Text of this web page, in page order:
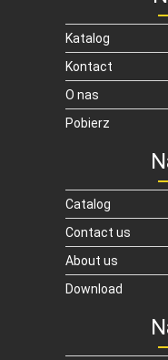
Katalog
Kontact
O nas
Pobierz
Catalog
Contact us
About us
Download